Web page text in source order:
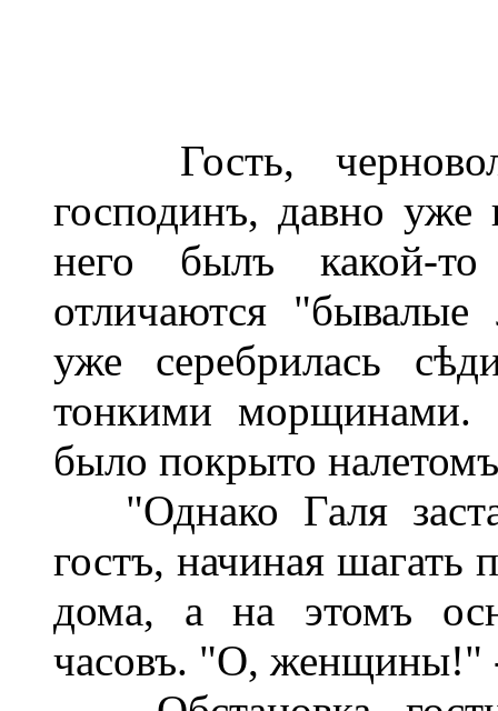
Гость,
господинъ, давно уже
него былъ какой-
отличаются
уже серебрилась
тонкими морщинами.
было покрыто
"Однако Галя
гостъ, начиная
дома, а на этомъ
часовъ. "О, женщины!"